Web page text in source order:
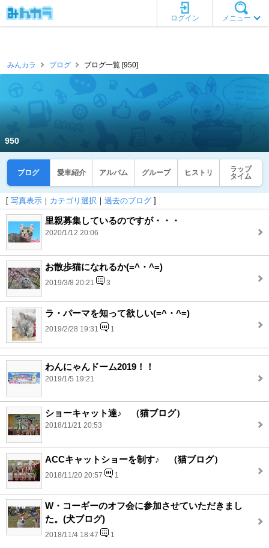
メニュー
ログイン
みんカラ ブログ ブログ一覧 [950]
950
ブログ 愛車紹介 アルバム グループ ヒストリ
ラップ
タイム
[ 写真表示 ｜ カテゴリ選択 ｜ 過去のブログ ]
里親募集しているのですが・・・
2020/1/12 20:06
お散歩猫になれるか(=^・^=)
2019/3/8 20:21 3
ラ・パーマを知って欲しい(=^・^=)
2019/2/28 19:31 1
わんにゃんドーム2019！！
2019/1/5 19:21
ショーキャット達♪ （猫ブログ）
2018/11/21 20:53
ACCキャットショーを制す♪ （猫ブログ）
2018/11/20 20:57 1
W・コーギーのオフ会に参加させていただきまし
た。(犬ブログ)
2018/11/4 18:47 1